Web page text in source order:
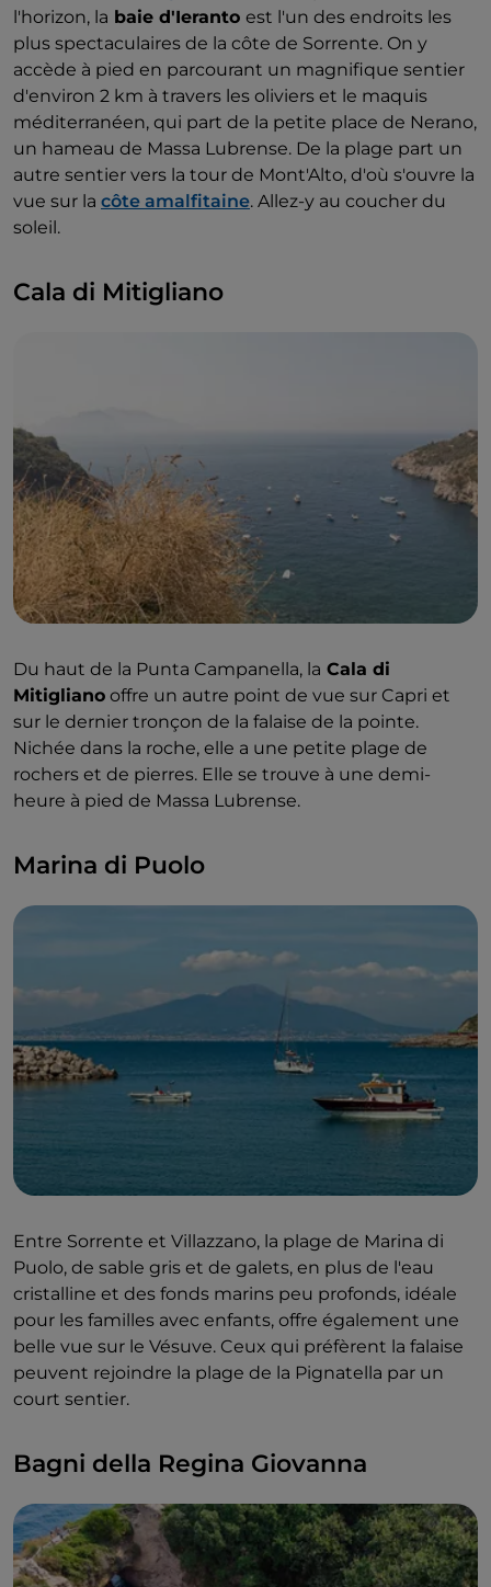
l'horizon, la baie d'Ieranto est l'un des endroits les
plus spectaculaires de la côte de Sorrente. On y
accède à pied en parcourant un magnifique sentier
d'environ 2 km à travers les oliviers et le maquis
méditerranéen, qui part de la petite place de Nerano,
un hameau de Massa Lubrense. De la plage part un
autre sentier vers la tour de Mont'Alto, d'où s'ouvre la
vue sur la côte amalfitaine. Allez-y au coucher du
soleil.
Cala di Mitigliano
Du haut de la Punta Campanella, la Cala di
Mitigliano offre un autre point de vue sur Capri et
sur le dernier tronçon de la falaise de la pointe.
Nichée dans la roche, elle a une petite plage de
rochers et de pierres. Elle se trouve à une demi-
heure à pied de Massa Lubrense.
Marina di Puolo
Entre Sorrente et Villazzano, la plage de Marina di
Puolo, de sable gris et de galets, en plus de l'eau
cristalline et des fonds marins peu profonds, idéale
pour les familles avec enfants, offre également une
belle vue sur le Vésuve. Ceux qui préfèrent la falaise
peuvent rejoindre la plage de la Pignatella par un
court sentier.
Bagni della Regina Giovanna